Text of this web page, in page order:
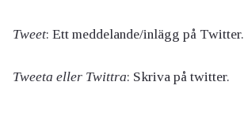
Tweet: Ett meddelande/inlägg på Twitter.
Tweeta eller Twittra: Skriva på twitter.